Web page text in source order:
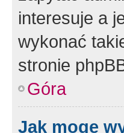
interesuje a
wykonać
stronie
Góra
Jak mogę